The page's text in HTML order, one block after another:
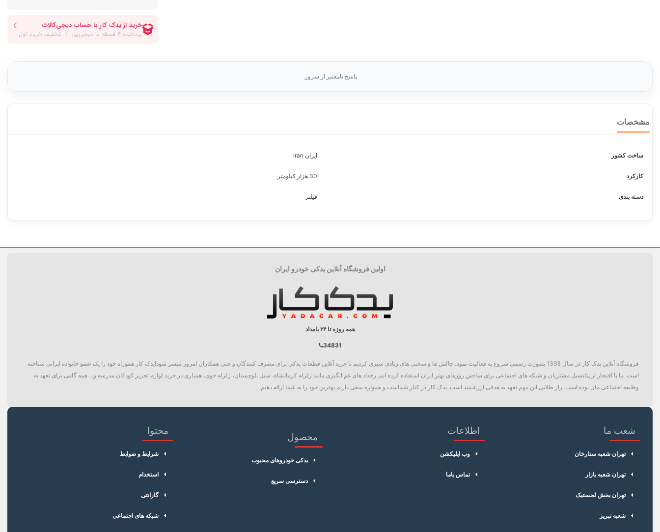
پاسخ نامعتبر از سرور.
مشخصات
ساخت کشور ایران Iran
کارکرد 30 هزار کیلومتر
دسته بندی فیلتر
اولین فروشگاه آنلاین یدکی خودرو ایران
همه روزه تا ۲۴ بامداد
34831
فروشگاه آنلاین یدک کار در سال 1393 بصورت رسمی شروع به فعالیت نمود، چالش ها و سختی های زیادی سپری کردیم تا خرید آنلاین قطعات یدکی برای مصرف کنندگان و حتی همکاران امروز میسر شود!یدک کار هموراه خود را یک عضو خانواده ایرانی شناخته
است. ما با افتخار از پتانسیل مشتریان و شبکه های اجتماعی برای ساختن روزهای بهتر ایران استفاده کرده ایم. رخداد های غم انگیزی مانند زلزله کرمانشاه، سیل بلوچستان، زلزله خوی، همیاری در خرید لوازم تحریر کودکان مدرسه و... همه گامی برای تعهد به
وظیفه اجتماعی مان بوده است. راز طلایی این مهم تعهد به هدفی ارزشمند است. یدک کار در کنار شماست و همواره سعی داریم بهترین خود را به شما ارائه دهیم
شعب ما
تهران شعبه ستارخان
تهران شعبه بازار
تهران بخش لجستیک
شعبه تبریز
اطلاعات
وب اپلیکشن
تماس باما
محصول
یدکی خودروهای محبوب
دسترسی سریع
محتوا
شرایط و ضوابط
استخدام
گارانتی
شبکه های اجتماعی